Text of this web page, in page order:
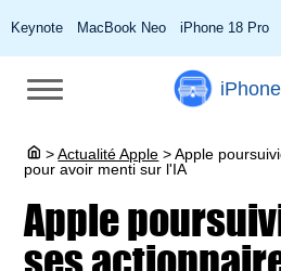
Keynote MacBook Neo iPhone 18 Pro
iPhone
> Actualité Apple >Apple
pour avoir menti sur l'IA
Apple